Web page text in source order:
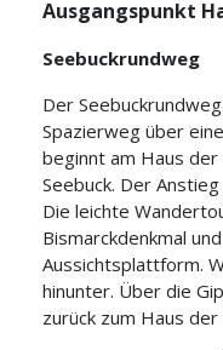
Ausgangspunkt
Seebuckrundweg
Der
Spazierweg über
beginnt am Haus
Seebuck. Der
Die leichte
Bismarckdenkmal
Aussichtsplattform.
hinunter. Über die
zurück zum Haus der